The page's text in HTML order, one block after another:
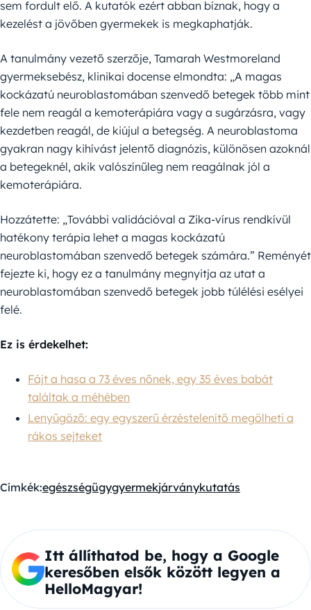
sem fordult elő. A kutatók ezért abban bíznak, hogy a
kezelést a jövőben gyermekek is megkaphatják.
A tanulmány vezető szerzője, Tamarah Westmoreland
gyermeksebész, klinikai docense elmondta: „A magas
kockázatú neuroblastomában szenvedő betegek több mint
fele nem reagál a kemoterápiára vagy a sugárzásra, vagy
kezdetben reagál, de kiújul a betegség. A neuroblastoma
gyakran nagy kihívást jelentő diagnózis, különösen azoknál
a betegeknél, akik valószínűleg nem reagálnak jól a
kemoterápiára.
Hozzátette: „További validációval a Zika-vírus rendkívül
hatékony terápia lehet a magas kockázatú
neuroblastomában szenvedő betegek számára.” Reményét
fejezte ki, hogy ez a tanulmány megnyitja az utat a
neuroblastomában szenvedő betegek jobb túlélési esélyei
felé.
Ez is érdekelhet:
Fájt a hasa a 73 éves nőnek, egy 35 éves babát
találtak a méhében
Lenyűgöző: egy egyszerű érzéstelenítő megölheti a
rákos sejteket
Címkék:egészségügygyermekjárványkutatás
Itt állíthatod be, hogy a Google
keresőben elsők között legyen a
HelloMagyar!